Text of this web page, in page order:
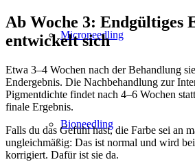
Microneedling
Bioneedling
Ab Woche 3: Endgültiges
entwickelt sich
Etwa 3–4 Wochen nach der Behandlung
Endergebnis. Die Nachbehandlung zur
Pigmentdichte findet nach 4–6 Wochen
finale Ergebnis.
Falls du das Gefühl hast, die Farbe sei an
ungleichmäßig: Das ist normal und wird
korrigiert. Dafür ist sie da.